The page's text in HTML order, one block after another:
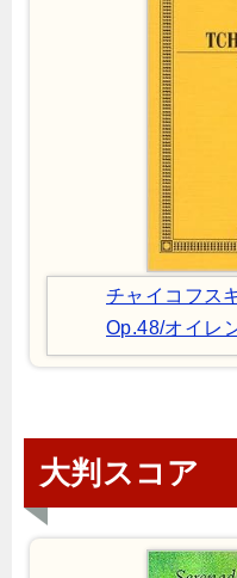
チャイコフス
Op.48/オイレ
大判スコア